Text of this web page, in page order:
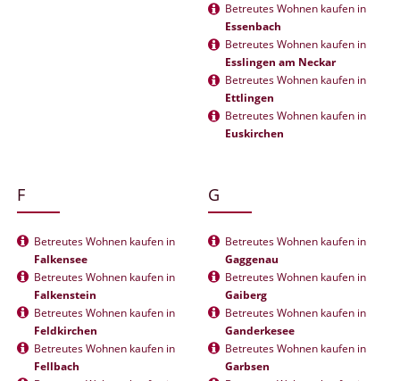
Betreutes Wohnen kaufen in
Essenbach
Betreutes Wohnen kaufen in
Esslingen am Neckar
Betreutes Wohnen kaufen in
Ettlingen
Betreutes Wohnen kaufen in
Euskirchen
F
Betreutes Wohnen kaufen in
Falkensee
Betreutes Wohnen kaufen in
Falkenstein
Betreutes Wohnen kaufen in
Feldkirchen
Betreutes Wohnen kaufen in
Fellbach
G
Betreutes Wohnen kaufen in
Gaggenau
Betreutes Wohnen kaufen in
Gaiberg
Betreutes Wohnen kaufen in
Ganderkesee
Betreutes Wohnen kaufen in
Garbsen